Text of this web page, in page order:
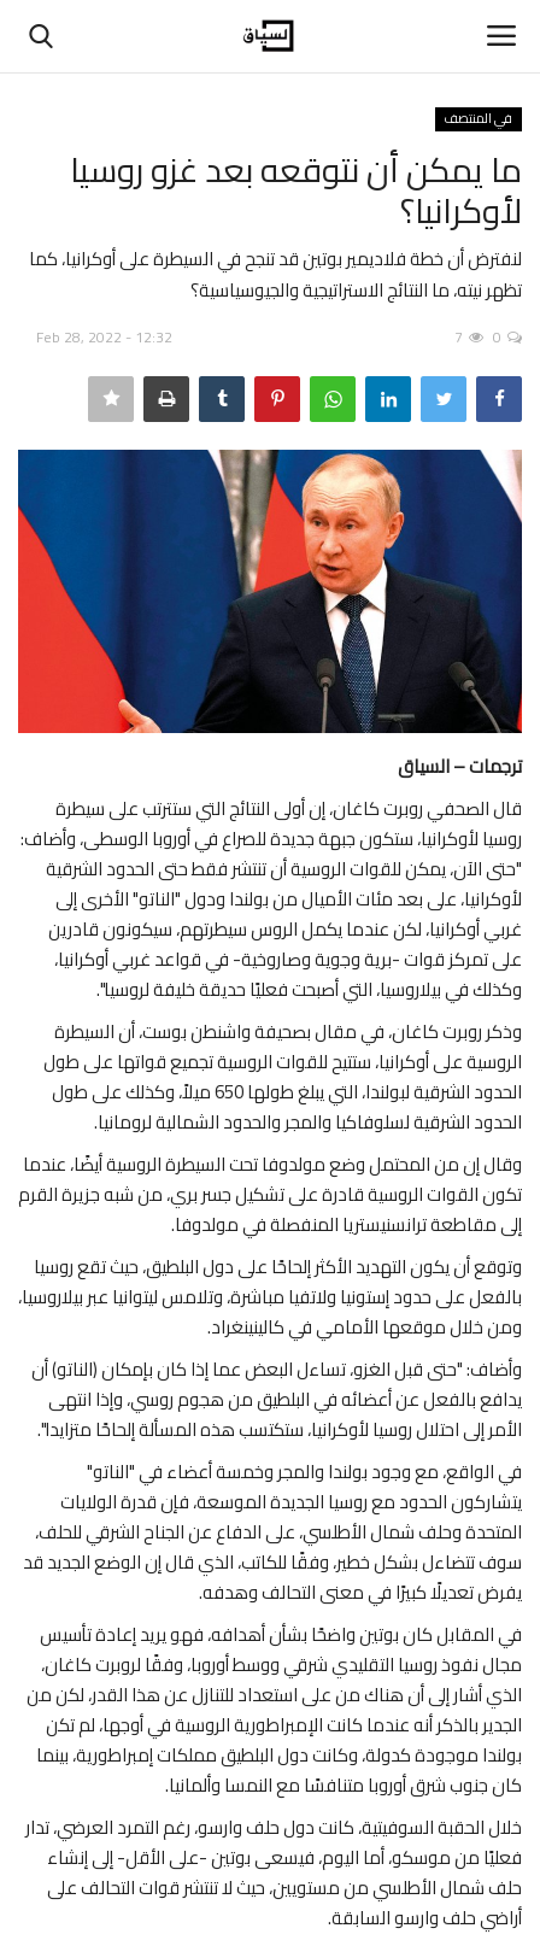
تسجيل دخول
الرئيسية
حوارات
اتصل بنا
في المنتصف
عن السياق
اقتصاد
عالم السياق
في دقيقتين
كورونا
تقنية
بيانات ومقالات
خارج السياق
في المنتصف
ما يمكن أن نتوقعه بعد غزو روسيا
لأوكرانيا؟
لنفترض أن خطة فلاديمير بوتين قد تنجح في السيطرة على أوكرانيا، كما
تظهر نيته، ما النتائج الاستراتيجية والجيوسياسية؟
Feb 28, 2022 - 12:32 0
7
ترجمات – السياق
قال الصحفي روبرت كاغان، إن أولى النتائج التي ستترتب على سيطرة
روسيا لأوكرانيا، ستكون جبهة جديدة للصراع في أوروبا الوسطى، وأضاف:
"حتى الآن، يمكن للقوات الروسية أن تنتشر فقط حتى الحدود الشرقية
لأوكرانيا، على بعد مئات الأميال من بولندا ودول "الناتو" الأخرى إلى
غربي أوكرانيا، لكن عندما يكمل الروس سيطرتهم، سيكونون قادرين
على تمركز قوات -برية وجوية وصاروخية- في قواعد غربي أوكرانيا،
وكذلك في بيلاروسيا، التي أصبحت فعليًا حديقة خليفة لروسيا".
وذكر روبرت كاغان، في مقال بصحيفة واشنطن بوست، أن السيطرة
الروسية على أوكرانيا، ستتيح للقوات الروسية تجميع قواتها على طول
الحدود الشرقية لبولندا، التي يبلغ طولها 650 ميلاً، وكذلك على طول
الحدود الشرقية لسلوفاكيا والمجر والحدود الشمالية لرومانيا.
وقال إن من المحتمل وضع مولدوفا تحت السيطرة الروسية أيضًا، عندما
تكون القوات الروسية قادرة على تشكيل جسر بري، من شبه جزيرة القرم
إلى مقاطعة ترانسنيستريا المنفصلة في مولدوفا.
وتوقع أن يكون التهديد الأكثر إلحاحًا على دول البلطيق، حيث تقع روسيا
بالفعل على حدود إستونيا ولاتفيا مباشرة، وتلامس ليتوانيا عبر بيلاروسيا،
ومن خلال موقعها الأمامي في كالينينغراد.
وأضاف: "حتى قبل الغزو، تساءل البعض عما إذا كان بإمكان (الناتو) أن
يدافع بالفعل عن أعضائه في البلطيق من هجوم روسي، وإذا انتهى
الأمر إلى احتلال روسيا لأوكرانيا، ستكتسب هذه المسألة إلحاحًا متزايدا".
في الواقع، مع وجود بولندا والمجر وخمسة أعضاء في "الناتو"
يتشاركون الحدود مع روسيا الجديدة الموسعة، فإن قدرة الولايات
المتحدة وحلف شمال الأطلسي، على الدفاع عن الجناح الشرقي للحلف،
سوف تتضاءل بشكل خطير، وفقًا للكاتب، الذي قال إن الوضع الجديد قد
يفرض تعديلًا كبيرًا في معنى التحالف وهدفه.
في المقابل كان بوتين واضحًا بشأن أهدافه، فهو يريد إعادة تأسيس
مجال نفوذ روسيا التقليدي شرقي ووسط أوروبا، وفقًا لروبرت كاغان،
الذي أشار إلى أن هناك من على استعداد للتنازل عن هذا القدر، لكن من
الجدير بالذكر أنه عندما كانت الإمبراطورية الروسية في أوجها، لم تكن
بولندا موجودة كدولة، وكانت دول البلطيق مملكات إمبراطورية، بينما
كان جنوب شرق أوروبا متنافسًا مع النمسا وألمانيا.
خلال الحقبة السوفيتية، كانت دول حلف وارسو، رغم التمرد العرضي، تدار
فعليًا من موسكو، أما اليوم، فيسعى بوتين -على الأقل- إلى إنشاء
حلف شمال الأطلسي من مستويين، حيث لا تنتشر قوات التحالف على
أراضي حلف وارسو السابقة.